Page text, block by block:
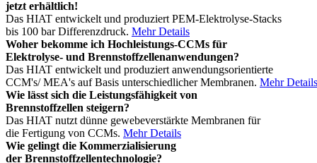
jetzt erhältlich!
Das HIAT entwickelt und produziert PEM-Elektrolyse-Stacks
bis 100 bar Differenzdruck. Mehr Details
Woher bekomme ich Hochleistungs-CCMs für
Elektrolyse- und Brennstoffzellenanwendungen?
Das HIAT entwickelt und produziert anwendungsorientierte
CCM's/ MEA's auf Basis unterschiedlicher Membranen. Mehr Details
Wie lässt sich die Leistungsfähigkeit von
Brennstoffzellen steigern?
Das HIAT nutzt dünne gewebeverstärkte Membranen für
die Fertigung von CCMs. Mehr Details
Wie gelingt die Kommerzialisierung
der Brennstoffzellentechnologie?